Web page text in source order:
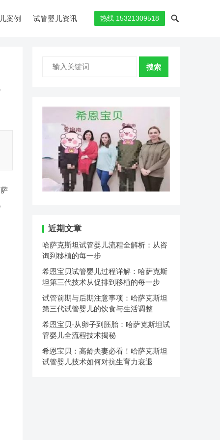
案例 试管婴儿资讯 热线 15321309518
搜索
近期文章
哈萨克斯坦试管婴儿流程全解析：从咨
询到移植的每一步
希恩宝贝试管婴儿过程详解：哈萨克斯
坦第三代技术从促排到移植的每一步
试管前期与后期注意事项：哈萨克斯坦
第三代试管婴儿的饮食与生活调整
希恩宝贝-从卵子到胚胎：哈萨克斯坦试
管婴儿全流程技术揭秘
希恩宝贝：高龄夫妻必看！哈萨克斯坦
试管婴儿技术如何对抗生育力衰退